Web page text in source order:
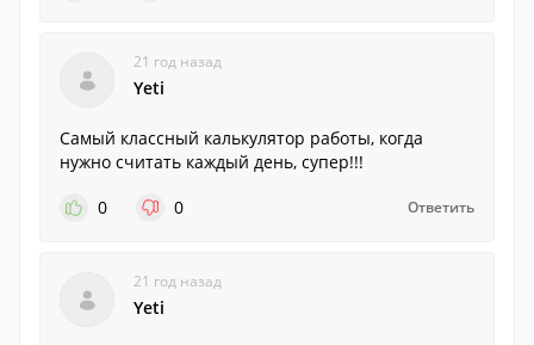
21 год назад
Yeti
Самый классный калькулятор работы, когда
нужно считать каждый день, супер!!!
0
0 Ответить
21 год назад
Yeti